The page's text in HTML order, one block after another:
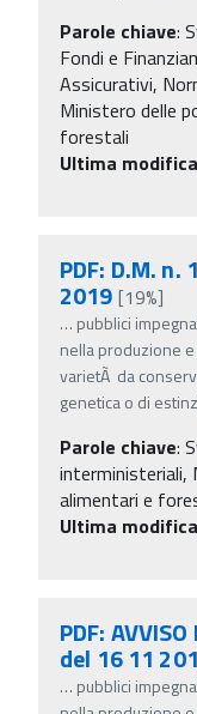
Parole chiave:
Fondi e
Assicurativi,
Ministero delle
forestali
Ultima modifica
PDF: D.M.
2019 [19%]
… pubblici
nella produzione
varietÃ da
genetica o di
Parole chiave:
interministeriali,
alimentari e
Ultima modifica
PDF:
del 16 11
… pubblici